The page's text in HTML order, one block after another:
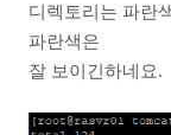
디렉토리는 파란
파란색은
잘 보이긴하네요.